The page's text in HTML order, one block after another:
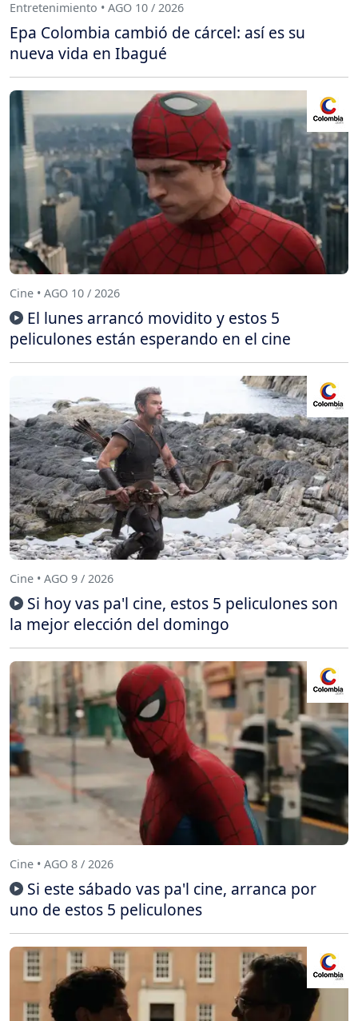
Entretenimiento • AGO 10 / 2026
Epa Colombia cambió de cárcel: así es su
nueva vida en Ibagué
Cine • AGO 10 / 2026
El lunes arrancó movidito y estos 5
peliculones están esperando en el cine
Cine • AGO 9 / 2026
Si hoy vas pa'l cine, estos 5 peliculones son
la mejor elección del domingo
Cine • AGO 8 / 2026
Si este sábado vas pa'l cine, arranca por
uno de estos 5 peliculones